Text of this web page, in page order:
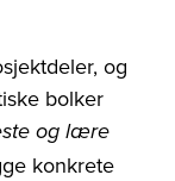
og
bolker
og lære
konkrete